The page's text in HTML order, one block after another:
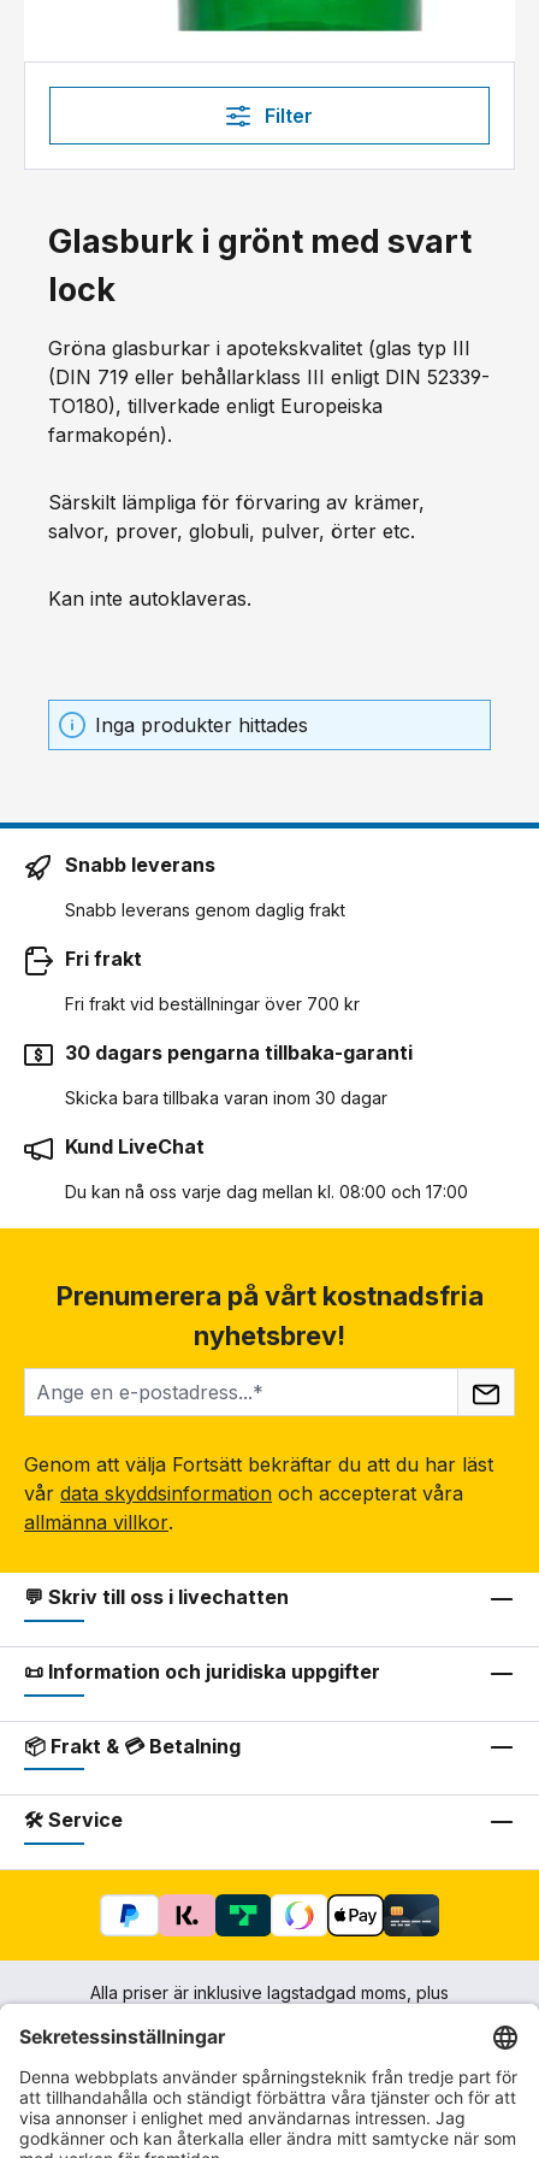
Filter
Glasburk i grönt med svart
lock
Gröna glasburkar i apotekskvalitet (glas typ III
(DIN 719 eller behållarklass III enligt DIN 52339-
TO180), tillverkade enligt Europeiska
farmakopén).
Särskilt lämpliga för förvaring av krämer,
salvor, prover, globuli, pulver, örter etc.
Kan inte autoklaveras.
Inga produkter hittades
Snabb leverans
Snabb leverans genom daglig frakt
Fri frakt
Fri frakt vid beställningar över 700 kr
30 dagars pengarna tillbaka-garanti
Skicka bara tillbaka varan inom 30 dagar
Kund LiveChat
Du kan nå oss varje dag mellan kl. 08:00 och 17:00
Prenumerera på vårt kostnadsfria
nyhetsbrev!
Genom att välja Fortsätt bekräftar du att du har läst
vår data skyddsinformation och accepterat våra
allmänna villkor.
💬 Skriv till oss i livechatten
📜 Information och juridiska uppgifter
📦 Frakt & 💳 Betalning
🛠 Service
Alla priser är inklusive lagstadgad moms, plus
inget annat anges.
Impressum